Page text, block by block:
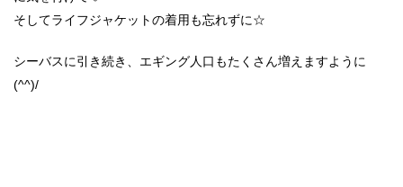
そしてライフジャケットの着用も忘れずに☆
シーバスに引き続き、エギング人口もたくさん増えますように
(^^)/